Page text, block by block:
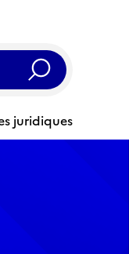
Rechercher
juridiques